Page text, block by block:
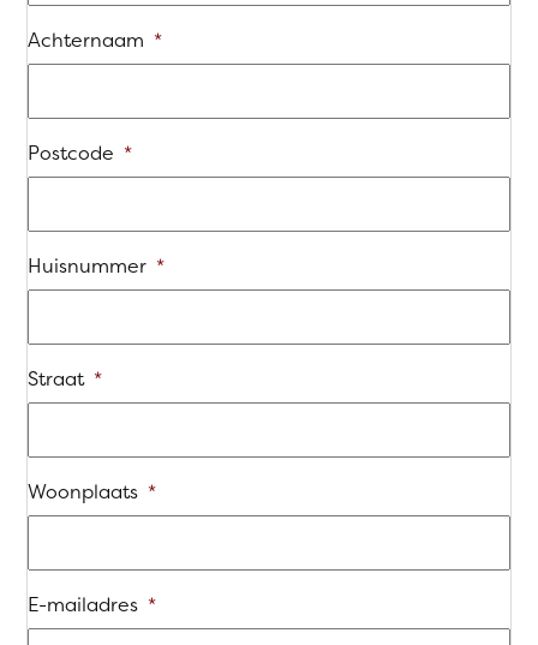
Achternaam *
Postcode *
Huisnummer *
Straat *
Woonplaats *
E-mailadres *